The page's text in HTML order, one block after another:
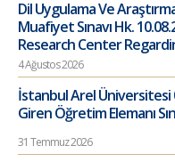
Dil Uygulama Ve
Muafiyet Sınavı Hk.
Research Center
4 Ağustos 2026
İstanbul Arel Üniversitesi
Giren Öğretim Elemanı
31 Temmuz 2026